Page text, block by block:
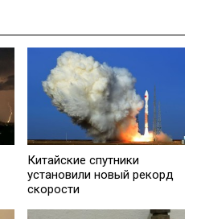
Китайские спутники
установили новый рекорд
скорости